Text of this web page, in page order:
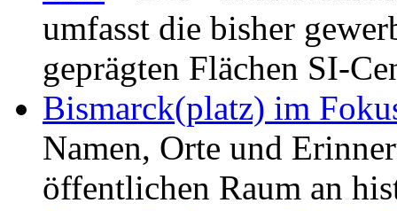
umfasst die bisher
geprägten Flächen SI-
Bismarck(platz) im
Namen, Orte und
öffentlichen Raum an